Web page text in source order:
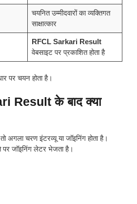
चयनित उम्मीदवारों का व्यक्तिगत
साक्षात्कार
RFCL Sarkari Result
वेबसाइट पर प्रकाशित होता है
पर चयन होता है।
Result के बाद क्या
अगला चरण इंटरव्यू या जॉइनिंग होता है।
जॉइनिंग लेटर भेजता है।